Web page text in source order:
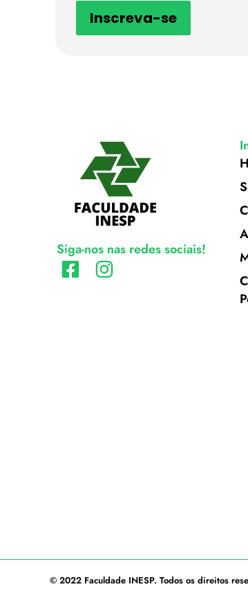
Inscreva-se
Siga-nos nas redes sociais!
© 2022 Faculdade INESP. Todos os direitos